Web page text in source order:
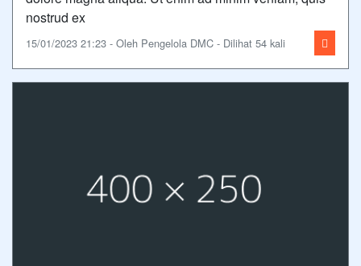
nostrud ex
15/01/2023 21:23 - Oleh Pengelola DMC - Dilihat 54 kali